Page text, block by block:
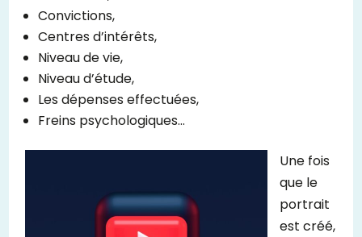
Convictions,
Centres d’intérêts,
Niveau de vie,
Niveau d’étude,
Les dépenses effectuées,
Freins psychologiques…
Une fois
que le
portrait
est créé,